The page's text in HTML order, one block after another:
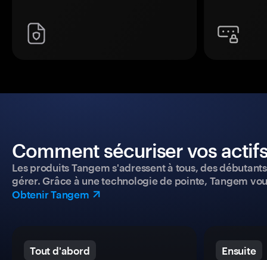
Comment sécuriser vos
Les produits Tangem s'adressent à tous, des
gérer. Grâce à une technologie de pointe, Tangem
Obtenir Tangem
Tout d'abord Ensuite